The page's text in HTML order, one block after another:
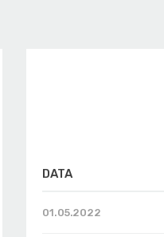
DATA
01.05.2022